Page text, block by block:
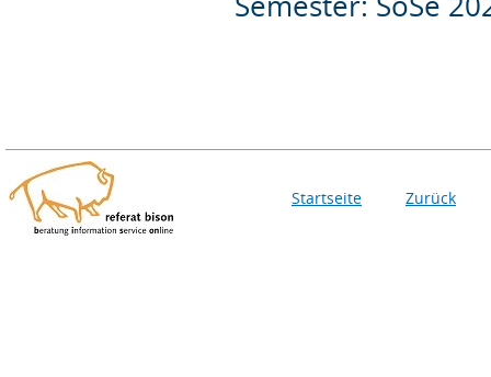
Startseite Zurück